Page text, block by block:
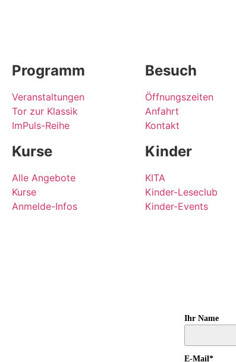
Programm
Veranstaltungen
Tor zur Klassik
ImPuls-Reihe
Kurse
Alle Angebote
Kurse
Anmelde-Infos
Besuch
Öffnungszeiten
Anfahrt
Kontakt
Kinder
KITA
Kinder-Leseclub
Kinder-Events
Ihr Name
E-Mail*